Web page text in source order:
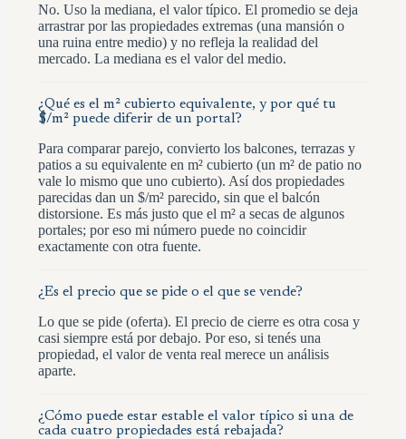
No. Uso la mediana, el valor típico. El promedio se deja
arrastrar por las propiedades extremas (una mansión o
una ruina entre medio) y no refleja la realidad del
mercado. La mediana es el valor del medio.
¿Qué es el m² cubierto equivalente, y por qué tu
$/m² puede diferir de un portal?
Para comparar parejo, convierto los balcones, terrazas y
patios a su equivalente en m² cubierto (un m² de patio no
vale lo mismo que uno cubierto). Así dos propiedades
parecidas dan un $/m² parecido, sin que el balcón
distorsione. Es más justo que el m² a secas de algunos
portales; por eso mi número puede no coincidir
exactamente con otra fuente.
¿Es el precio que se pide o el que se vende?
Lo que se pide (oferta). El precio de cierre es otra cosa y
casi siempre está por debajo. Por eso, si tenés una
propiedad, el valor de venta real merece un análisis
aparte.
¿Cómo puede estar estable el valor típico si una de
cada cuatro propiedades está rebajada?